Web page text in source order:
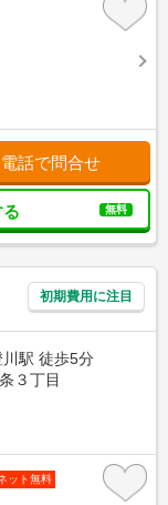
電話で問合せ
無料
初期費用に注目
駅 徒歩5分
３丁目
ット無料